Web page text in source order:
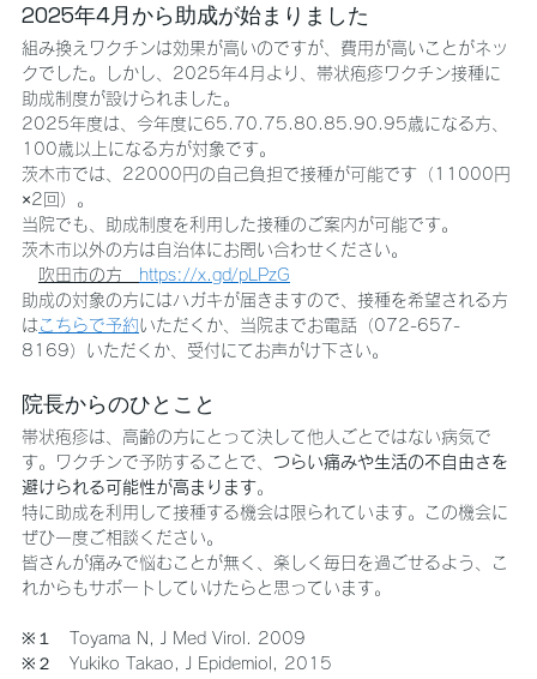
2025年4月から助成が始まりました
組み換えワクチンは効果が高いのですが、費用が高いことがネッ
クでした。しかし、2025年4月より、帯状疱疹ワクチン接種に
助成制度が設けられました。
2025年度は、今年度に65.70.75.80.85.90.95歳になる方、
100歳以上になる方が対象です。
茨木市では、22000円の自己負担で接種が可能です（11000円
×2回）。
当院でも、助成制度を利用した接種のご案内が可能です。
茨木市以外の方は自治体にお問い合わせください。
吹田市の方 https://x.gd/pLPzG
助成の対象の方にはハガキが届きますので、接種を希望される方
は こちらで予約いただくか、当院までお電話（072-657-
8169）いただくか、受付にてお声がけ下さい。
院長からのひとこと
帯状疱疹は、高齢の方にとって決して他人ごとではない病気で
す。ワクチンで予防することで、 つらい痛みや生活の不自由さを
避けられる可能性が高まります。
特に助成を利用して接種する機会は限られています。この機会に
ぜひ一度ご相談ください。
皆さんが痛みで悩むことが無く、楽しく毎日を過ごせるよう、こ
れからもサポートしていけたらと思っています。
※１　Toyama N, J Med Virol. 2009
※２　Yukiko Takao, J Epidemiol, 2015